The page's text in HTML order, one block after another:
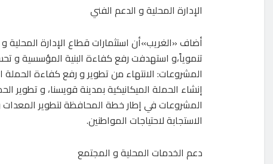
الإدارة المحلية و الدعم الفني
تنموياً،و استهدفت رفع كفاءة البنية المؤسسية و
المشروعات: الانتهاء من تطوير و رفع كفاءة الحملة
إنشاء الحملة الميكانيكية بمدينة قويسنا، و تطوير
المشروعات في إطار خطة المحافظة لتطوير
الاستجابة لاحتياجات المواطنين.
دعم الخدمات المحلية و المجتمع